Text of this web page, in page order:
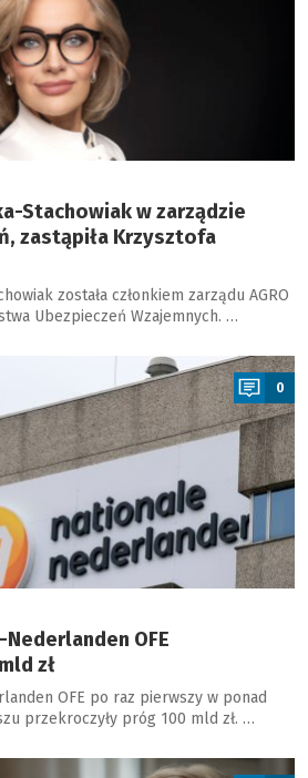
Stachowiak w zarządzie
zastąpiła Krzysztofa
została członkiem zarządu AGRO
Ubezpieczeń Wzajemnych. …
0
OFE
zł
OFE po raz pierwszy w ponad
przekroczyły próg 100 mld zł. …